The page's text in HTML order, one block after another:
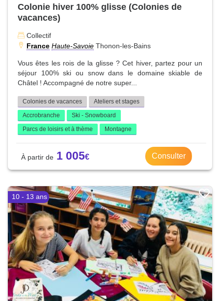
Colonie hiver 100% glisse (Colonies de
vacances)
Collectif
France Haute-Savoie Thonon-les-Bains
Vous êtes les rois de la glisse ? Cet hiver, partez pour un
séjour 100% ski ou snow dans le domaine skiable de
Châtel ! Accompagné de notre super...
Colonies de vacances
Ateliers et stages
Accrobranche
Ski - Snowboard
Parcs de loisirs et à thème
Montagne
1 005 Consulter
10 - 13 ans